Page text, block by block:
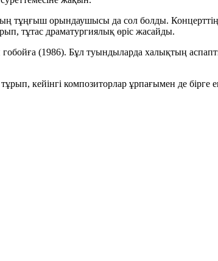
тұңғыш орындаушысы да сол болды. Концерттің
тұтас драматургиялық өріс жасайды.
(1986). Бұл туындыларда халықтың
кейінгі композиторлар ұрпағымен де бірге